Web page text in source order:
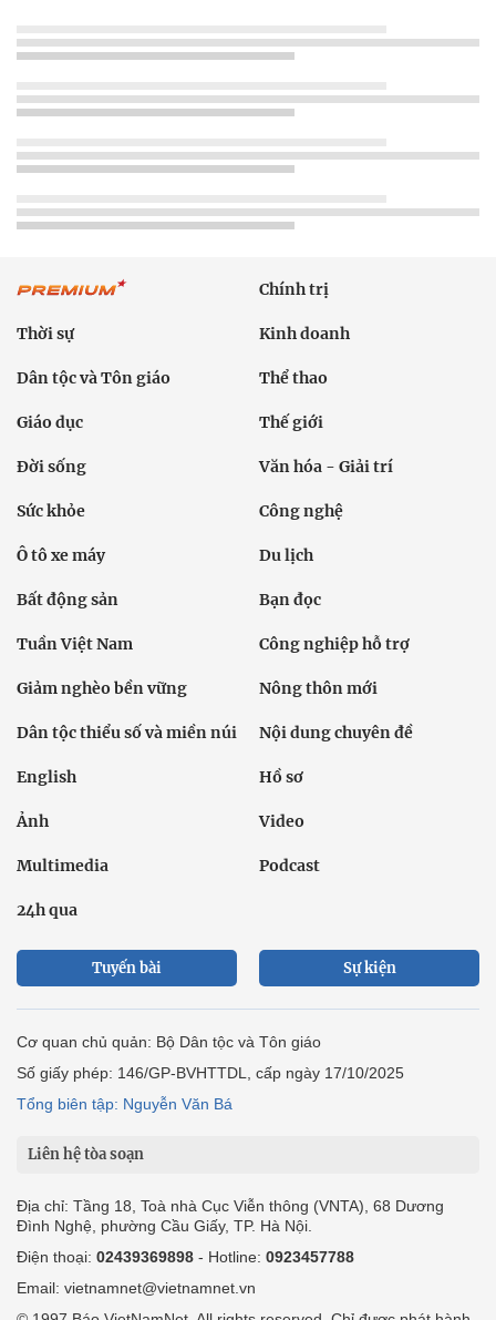
Chính trị
Thời sự Kinh doanh
Dân tộc và Tôn giáo Thể thao
Giáo dục Thế giới
Đời sống Văn hóa - Giải trí
Sức khỏe Công nghệ
Ô tô xe máy Du lịch
Bất động sản Bạn đọc
Tuần Việt Nam Công nghiệp hỗ trợ
Giảm nghèo bền vững Nông thôn mới
Dân tộc thiểu số và miền núi Nội dung chuyên đề
English Hồ sơ
Ảnh Video
Multimedia Podcast
24h qua
Tuyến bài Sự kiện
Cơ quan chủ quản: Bộ Dân tộc và Tôn giáo
Số giấy phép: 146/GP-BVHTTDL, cấp ngày 17/10/2025
Tổng biên tập: Nguyễn Văn Bá
Liên hệ tòa soạn
Địa chỉ: Tầng 18, Toà nhà Cục Viễn thông (VNTA), 68 Dương
Đình Nghệ, phường Cầu Giấy, TP. Hà Nội.
Điện thoại: 02439369898 - Hotline: 0923457788
Email: vietnamnet@vietnamnet.vn